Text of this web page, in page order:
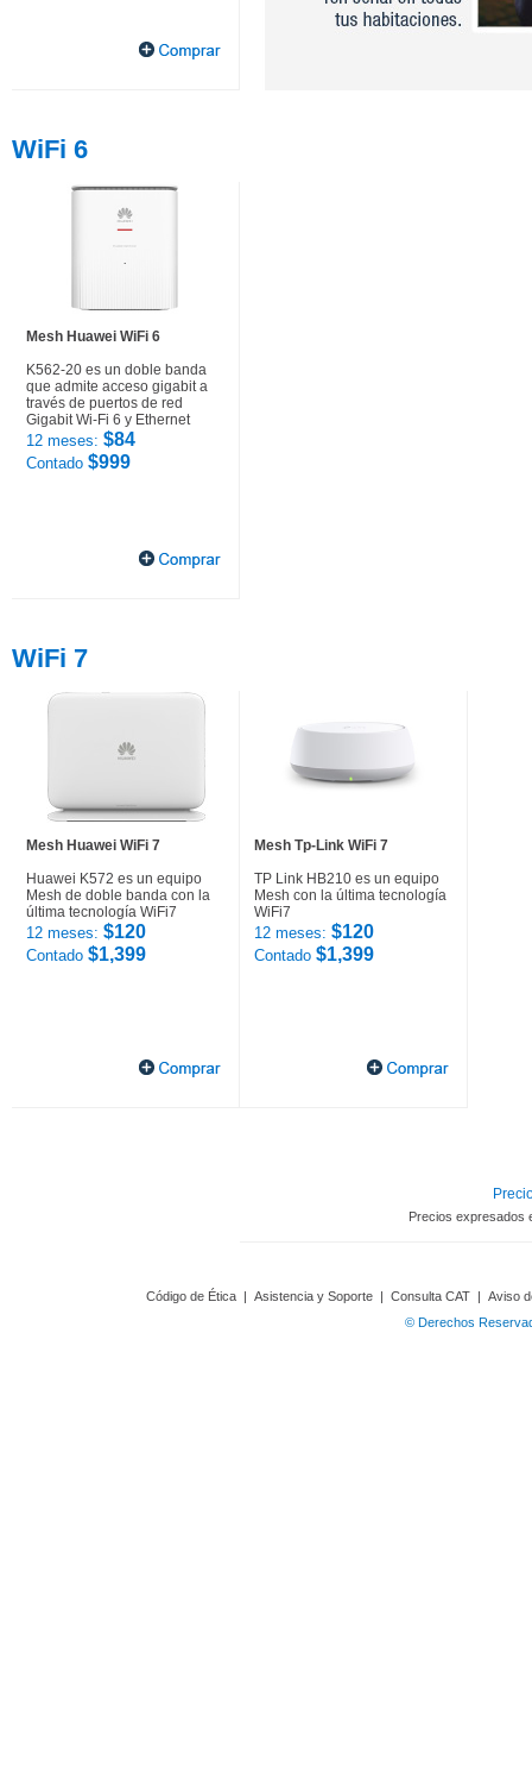
WiFi 6
Mesh Huawei WiFi 6
K562-20 es un doble banda
que admite acceso gigabit a
través de puertos de red
Gigabit Wi-Fi 6 y Ethernet
12 meses: $84
Contado $999
WiFi 7
Mesh Huawei WiFi 7
Huawei K572 es un equipo
Mesh de doble banda con la
última tecnología WiFi7
12 meses: $120
Contado $1,399
Mesh Tp-Link WiFi 7
TP Link HB210 es un equipo
Mesh con la última tecnología
WiFi7
12 meses: $120
Contado $1,399
Precios expresados
Código de Ética | Asistencia y Soporte | Consulta CAT | Aviso
© Derechos